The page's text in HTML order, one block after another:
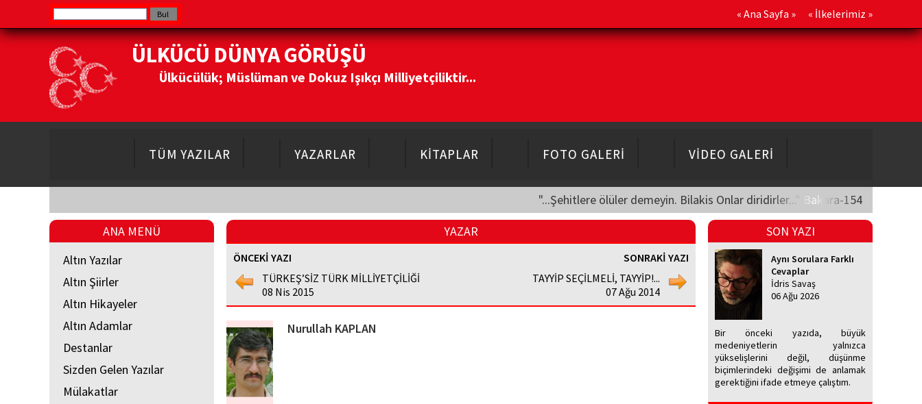
« Ana Sayfa » « İlkelerimiz »
ÜLKÜCÜ DÜNYA GÖRÜŞÜ
Ülkücülük; Müslüman ve Dokuz Işıkçı Milliyetçiliktir...
TÜM YAZILAR YAZARLAR KİTAPLAR FOTO GALERİ VİDEO GALERİ
"...Şehitlere ölüler demeyin. Bilakis Onlar diridirler..." Bakara-154
ANA MENÜ
Altın Yazılar
Altın Şiirler
Altın Hikayeler
Altın Adamlar
Destanlar
Sizden Gelen Yazılar
Mülakatlar
YAZAR
ÖNCEKİ YAZI
TÜRKEŞ’SİZ TÜRK MİLLİYETÇİLİĞİ
08 Nis 2015
SONRAKİ YAZI
TAYYİP SEÇİLMELİ, TAYYİP!...
07 Ağu 2014
Nurullah KAPLAN
SON YAZI
Aynı Sorulara Farklı
Cevaplar
İdris Savaş
06 Ağu 2026
Bir önceki yazıda, büyük
medeniyetlerin yalnızca
yükselişlerini değil, düşünme
biçimlerindeki değişimi de anlamak
gerektiğini ifade etmeye çalıştım.